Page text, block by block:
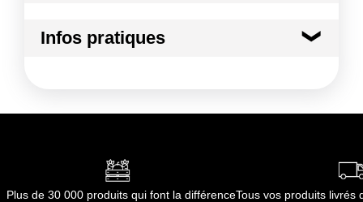
par le(s) fournisseur(s) de Transgourmet
Protéines
Infos pratiques
Durée totale du produit :730 jours
Opérations
Plus de 30 000 produits qui font la différenceTous vos produits livrés